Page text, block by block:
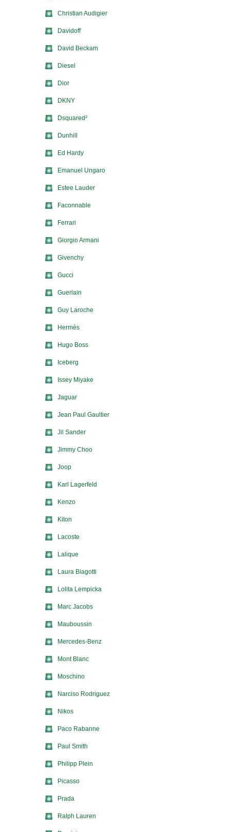
Christian Audigier
Davidoff
David Beckam
Diesel
Dior
DKNY
Dsquared²
Dunhill
Ed Hardy
Emanuel Ungaro
Estee Lauder
Faconnable
Ferrari
Giorgio Armani
Givenchy
Gucci
Guerlain
Guy Laroche
Hermès
Hugo Boss
Iceberg
Issey Miyake
Jaguar
Jean Paul Gaultier
Jil Sander
Jimmy Choo
Joop
Karl Lagerfeld
Kenzo
Kiton
Lacoste
Lalique
Laura Biagotti
Lolita Lempicka
Marc Jacobs
Mauboussin
Mercedes-Benz
Mont Blanc
Moschino
Narciso Rodriguez
Nikos
Paco Rabanne
Paul Smith
Philipp Plein
Picasso
Prada
Ralph Lauren